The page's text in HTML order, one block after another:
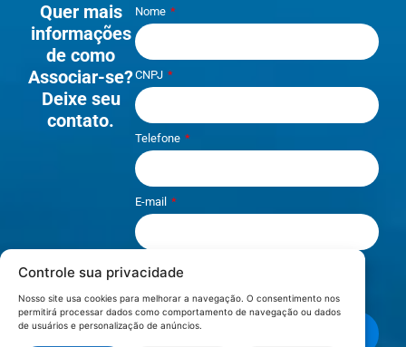
Controle sua privacidade
Nosso site usa cookies para melhorar a navegação. O consentimento nos
permitirá processar dados como comportamento de navegação ou dados
de usuários e personalização de anúncios.
Quer mais
informações
de como
Associar-se?
Deixe seu
contato.
Nome
CNPJ
Telefone
E-mail
Li e aceito os termos de
Privacidade.